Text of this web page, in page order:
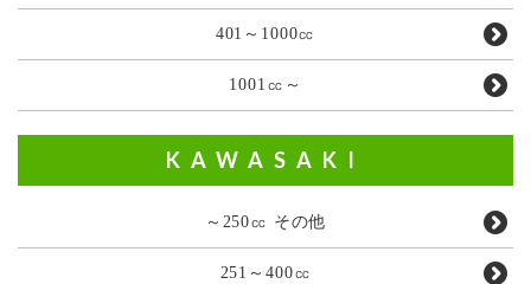
401～1000㏄
1001㏄～
KAWASAKI
～250㏄ その他
251～400㏄